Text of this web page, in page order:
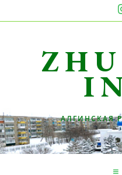
к
АЛГИНСКАЯ